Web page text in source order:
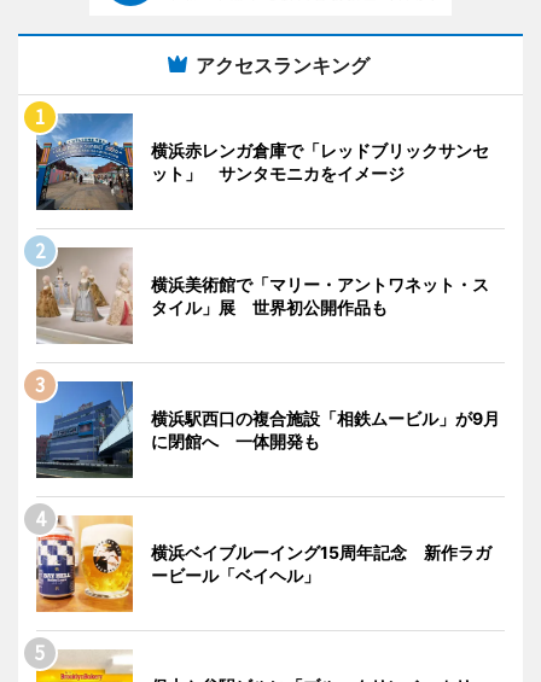
アクセスランキング
横浜赤レンガ倉庫で「レッドブリックサンセ
ット」 サンタモニカをイメージ
横浜美術館で「マリー・アントワネット・ス
タイル」展 世界初公開作品も
横浜駅西口の複合施設「相鉄ムービル」が9月
に閉館へ 一体開発も
横浜ベイブルーイング15周年記念 新作ラガ
ービール「ベイヘル」